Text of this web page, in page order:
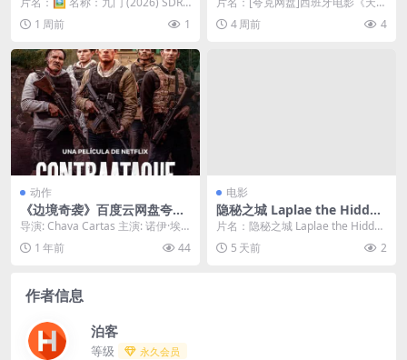
DP5.1 中字更08集，陈伟霆
DV杜比视界 高码率 DTS5.1...
1 周前 1
山》（2019）奇幻 豆瓣5.4 分类：
电影 ...
4 周前 4
动作
《边境奇袭》百度云网盘夸克
下载.阿里云盘.中字.(2025)
导演: Chava Cartas 主演: 诺伊·埃
尔南德斯 / Mayra Ba...
1 年前 44
电影
隐秘之城 Laplae the Hidden
Town / Mueang Laplae / La
plae City
片名：隐秘之城 Laplae the Hidden
Town / Mueang ...
5 天前 2
作者信息
泊客
等级 永久会员